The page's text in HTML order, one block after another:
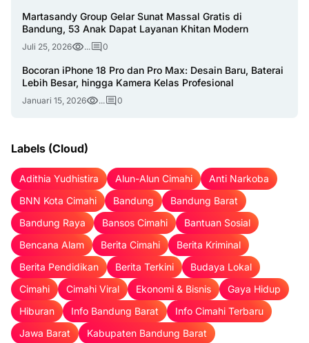
Martasandy Group Gelar Sunat Massal Gratis di
Bandung, 53 Anak Dapat Layanan Khitan Modern
Juli 25, 2026 ... 0
Bocoran iPhone 18 Pro dan Pro Max: Desain Baru, Baterai
Lebih Besar, hingga Kamera Kelas Profesional
Januari 15, 2026 ... 0
Labels (Cloud)
Adithia Yudhistira Alun-Alun Cimahi
Anti Narkoba
BNN Kota Cimahi
Bandung
Bandung Barat
Bandung Raya
Bansos Cimahi
Bantuan Sosial
Bencana Alam
Berita Cimahi
Berita Kriminal
Berita Pendidikan
Berita Terkini
Budaya Lokal
Cimahi
Cimahi Viral Ekonomi & Bisnis
Gaya Hidup
Hiburan
Info Bandung Barat
Info Cimahi Terbaru
Jawa Barat
Kabupaten Bandung Barat